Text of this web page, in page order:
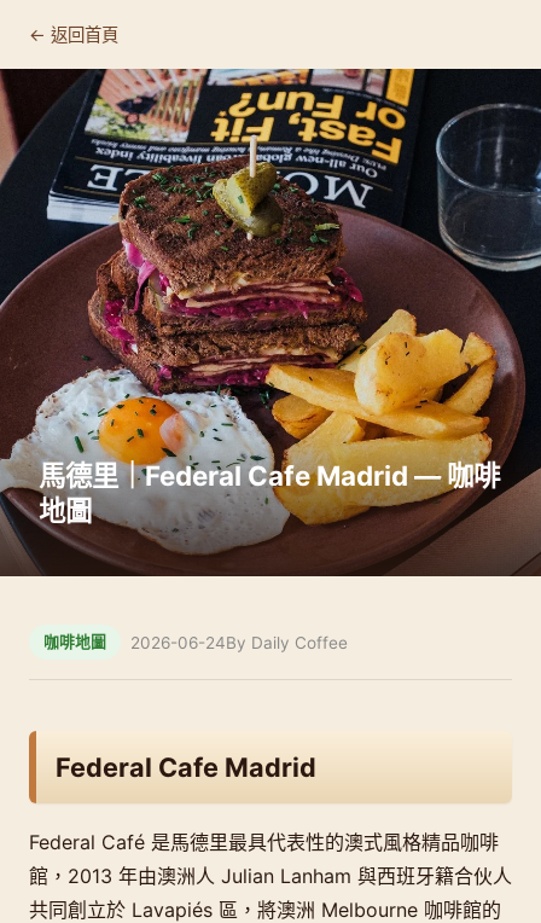
← 返回首頁
馬德里｜Federal Cafe Madrid — 咖啡
地圖
咖啡地圖 2026-06-24By Daily Coffee
Federal Cafe Madrid
Federal Café 是馬德里最具代表性的澳式風格精品咖啡
館，2013 年由澳洲人 Julian Lanham 與西班牙籍合伙人
共同創立於 Lavapiés 區，將澳洲 Melbourne 咖啡館的